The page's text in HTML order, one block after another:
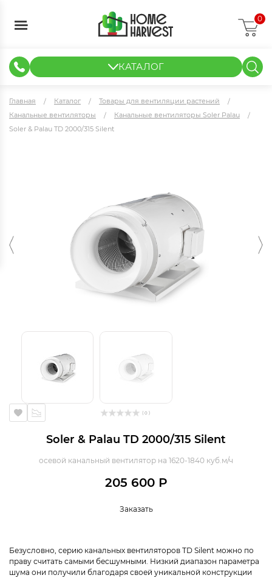
0
КАТАЛОГ
Главная Каталог
Товары для вентиляции растений
Канальные вентиляторы
Канальные вентиляторы Soler Palau
Soler & Palau TD 2000/315 Silent
( 0 )
Soler & Palau TD 2000/315 Silent
осевой канальный вентилятор на 1620-1840 куб.м/ч
205 600 Р
Заказать
Безусловно, серию канальных вентиляторов TD Silent можно по
праву считать самыми бесшумными. Низкий диапазон параметра
шума они получили благодаря своей уникальной конструкции